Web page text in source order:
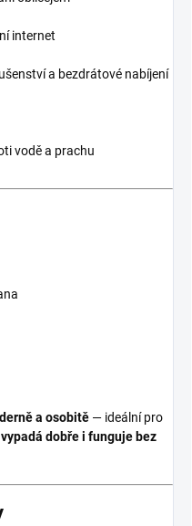
internet
a bezdrátové nabíjení
vodě a prachu
a osobitě — ideální pro
vypadá dobře i funguje bez